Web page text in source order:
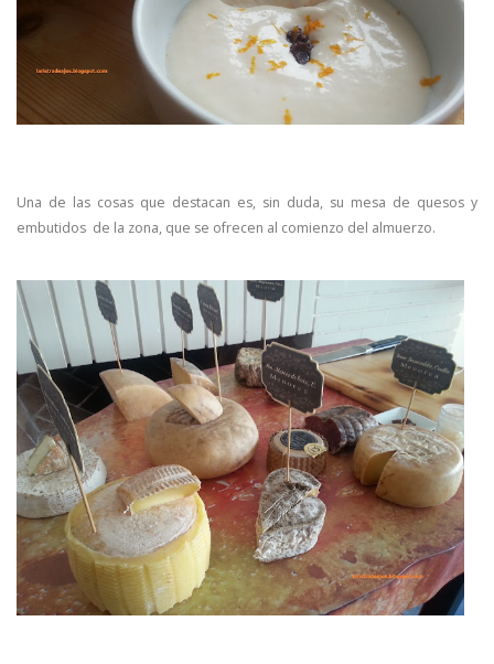
Una de las cosas que destacan es, sin duda, su mesa de quesos y
embutidos de la zona, que se ofrecen al comienzo del almuerzo.